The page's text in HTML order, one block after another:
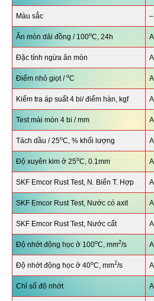
Màu sắc –
Ăn mòn dải đồng / 100oC, 24h
Đặc tính ngừa ăn mòn
Điểm nhỏ giọt / oC
Kiểm tra áp suất 4 bi/ điểm hàn, kgf
Test mài mòn 4 bi / mm
Tách dầu / 25oC, % khối lượng
Độ xuyên kim ở 25oC, 0.1mm
SKF Emcor Rust Test, N. Biển T. Hợp
SKF Emcor Rust Test, Nước có axit
SKF Emcor Rust Test, Nước cất
Độ nhớt động học ở 100oC, mm2/s
Độ nhớt động học ở 40oC, mm2/s
Chỉ số độ nhớt